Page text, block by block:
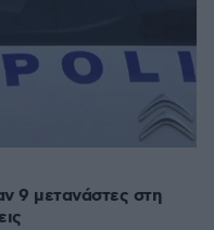
9 μετανάστες στη